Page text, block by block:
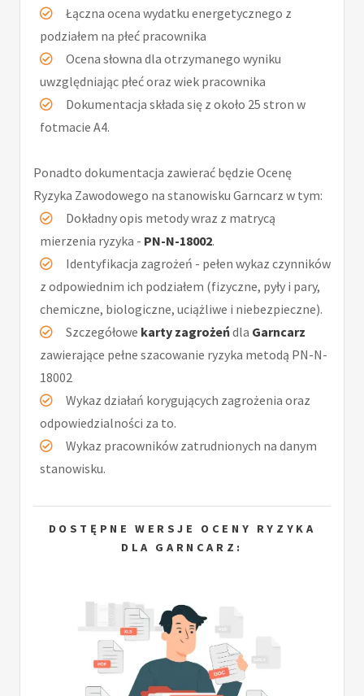
Łączna ocena wydatku energetycznego z
podziałem na płeć pracownika
Ocena słowna dla otrzymanego wyniku
uwzględniając płeć oraz wiek pracownika
Dokumentacja składa się z około 25 stron w
fotmacie A4.
Ponadto dokumentacja zawierać będzie Ocenę
Ryzyka Zawodowego na stanowisku Garncarz w tym:
Dokładny opis metody wraz z matrycą
mierzenia ryzyka - PN-N-18002.
Identyfikacja zagrożeń - pełen wykaz czynników
z odpowiednim ich podziałem (fizyczne, pyły i pary,
chemiczne, biologiczne, uciążliwe i niebezpieczne).
Szczegółowe karty zagrożeńdla Garncarz
zawierające pełne szacowanie ryzyka metodą PN-N-
18002
Wykaz działań korygujących zagrożenia oraz
odpowiedzialności za to.
Wykaz pracowników zatrudnionych na danym
stanowisku.
DOSTĘPNE WERSJE OCENY RYZYKA
DLA GARNCARZ: